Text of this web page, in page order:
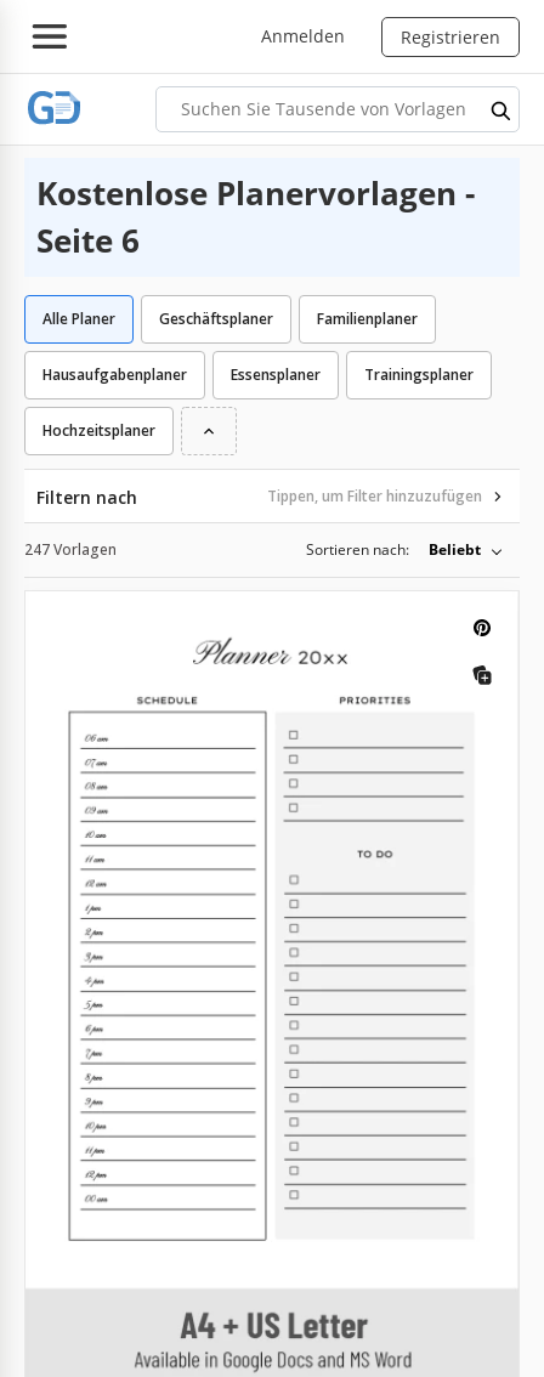
Anmelden Registrieren
Kostenlose Planervorlagen -
Seite 6
Alle Planer Geschäftsplaner Familienplaner
Hausaufgabenplaner Essensplaner Trainingsplaner
Hochzeitsplaner
Filtern nach Tippen, um Filter hinzuzufügen
247 Vorlagen Sortieren nach: Beliebt